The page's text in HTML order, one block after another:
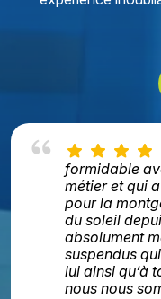
formidable
métier et qui
pour la
du soleil
absolument
suspendus
lui ainsi qu’à
nous nous